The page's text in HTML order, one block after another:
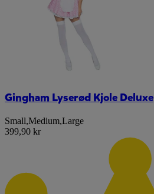
Gingham Lyserød Kjole Deluxe
Small,Medium,Large
399,90 kr